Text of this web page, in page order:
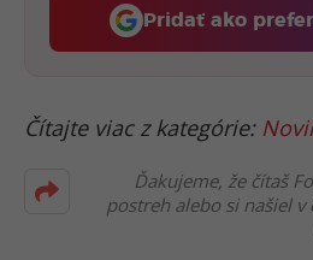
Pridať ako
Čítajte viac z kategórie:
Ďakujeme, že čítaš
postreh alebo si našiel